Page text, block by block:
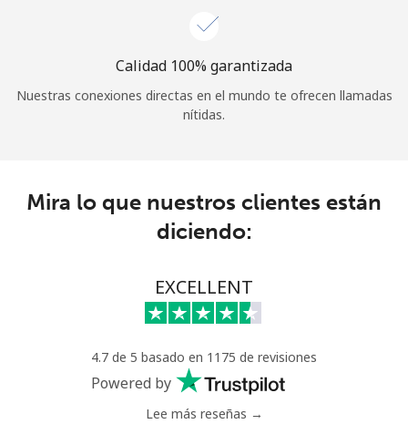
Calidad 100% garantizada
Nuestras conexiones directas en el mundo te ofrecen llamadas
nítidas.
Mira lo que nuestros clientes están
diciendo:
EXCELLENT
4.7 de 5 basado en 1175 de revisiones
Powered by
Lee más reseñas →